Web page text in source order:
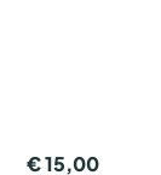
€15,00